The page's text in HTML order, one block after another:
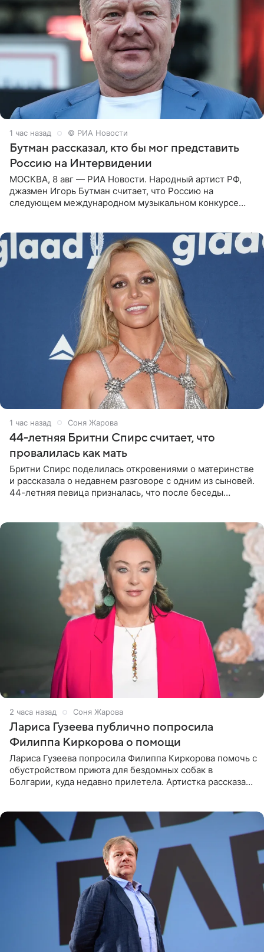
1 час назад © РИА Новости
Бутман рассказал, кто бы мог представить
Россию на Интервидении
МОСКВА, 8 авг — РИА Новости. Народный артист РФ,
джазмен Игорь Бутман считает, что Россию на
следующем международном музыкальном конкурсе
1 час назад Соня Жарова
44-летняя Бритни Спирс считает, что
провалилась как мать
Бритни Спирс поделилась откровениями о материнстве
и рассказала о недавнем разговоре с одним из сыновей.
44-летняя певица призналась, что после беседы
2 часа назад Соня Жарова
Лариса Гузеева публично попросила
Филиппа Киркорова о помощи
Лариса Гузеева попросила Филиппа Киркорова помочь с
обустройством приюта для бездомных собак в
Болгарии, куда недавно прилетела. Артистка рассказала